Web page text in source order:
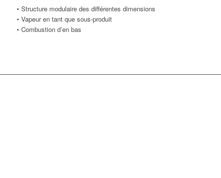
• Structure modulaire des différentes dimensions
• Vapeur en tant que sous-produit
• Combustion d’en bas